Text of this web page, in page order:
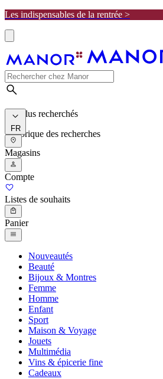
Les indispensables de la rentrée >
Les plus recherchés
Historique des recherches
FR
Magasins
Compte
Listes de souhaits
Panier
Nouveautés
Beauté
Bijoux & Montres
Femme
Homme
Enfant
Sport
Maison & Voyage
Jouets
Multimédia
Vins & épicerie fine
Cadeaux